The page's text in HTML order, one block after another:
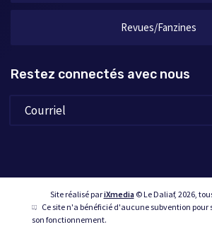
Revues/Fanzines
Restez connectés avec nous
Site réalisé pariXmedia© Le Daliaf, 2026,
Ce site n'a bénéficié d'aucune subvention pour
son fonctionnement.